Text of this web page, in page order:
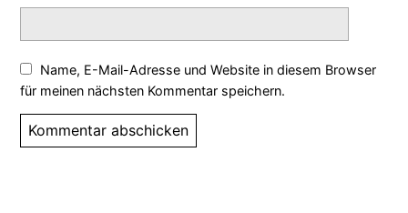
Name, E-Mail-Adresse und Website in diesem Browser
für meinen nächsten Kommentar speichern.